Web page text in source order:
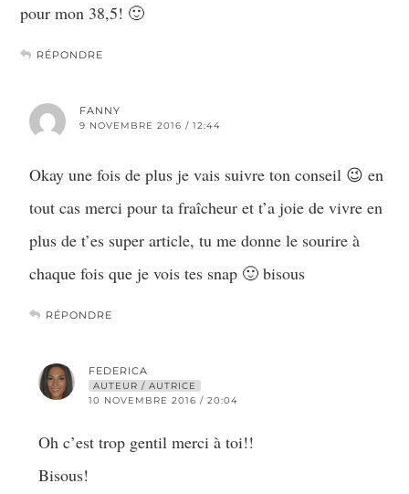
pour mon 38,5! 🙂
RÉPONDRE
FANNY
9 NOVEMBRE 2016 / 12:44
Okay une fois de plus je vais suivre ton conseil 😉 en
tout cas merci pour ta fraîcheur et t’a joie de vivre en
plus de t’es super article, tu me donne le sourire à
chaque fois que je vois tes snap 🙂 bisous
RÉPONDRE
FEDERICA
AUTEUR / AUTRICE
10 NOVEMBRE 2016 / 20:04
Oh c’est trop gentil merci à toi!!
Bisous!